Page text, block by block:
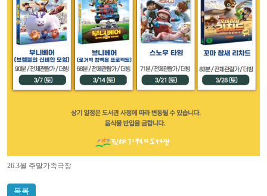
26.3월 주말가족극장
목록